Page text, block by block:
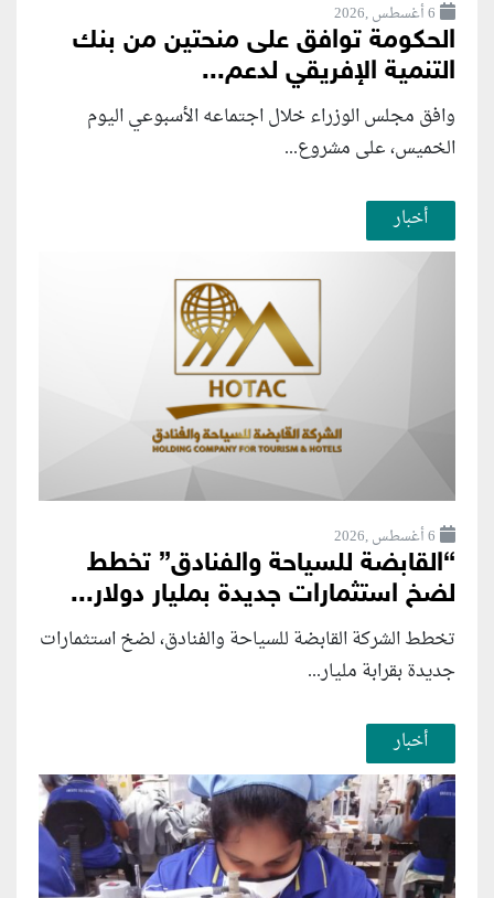
6 أغسطس ,2026
الحكومة توافق على منحتين من بنك
التنمية الإفريقي لدعم...
وافق مجلس الوزراء خلال اجتماعه الأسبوعي اليوم
الخميس، على مشروع...
أخبار
6 أغسطس ,2026
“القابضة للسياحة والفنادق” تخطط
لضخ استثمارات جديدة بمليار دولار...
تخطط الشركة القابضة للسياحة والفنادق، لضخ استثمارات
جديدة بقرابة مليار...
أخبار